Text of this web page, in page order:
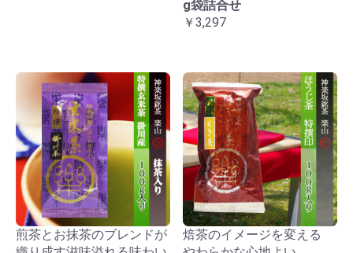
g袋詰合せ
￥3,297
煎茶とお抹茶のブレンドが
焙茶のイメージを変える